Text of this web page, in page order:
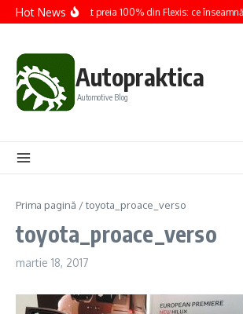
Sari la conținut
Hot NewsRenault preia 100% din Flexis: ce
Autopraktica
Automotive Blog
Prima pagină /toyota_proace_verso
toyota_proace_verso
martie 18, 2017